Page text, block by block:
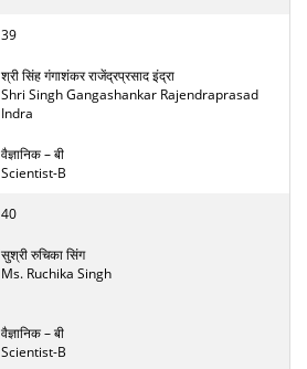
39
श्री सिंह गंगाशंकर राजेंद्रप्रसाद इंद्रा
Shri Singh Gangashankar Rajendraprasad
Indra
वैज्ञानिक – बी
Scientist-B
40
सुश्री रुचिका सिंग
Ms. Ruchika Singh
वैज्ञानिक – बी
Scientist-B